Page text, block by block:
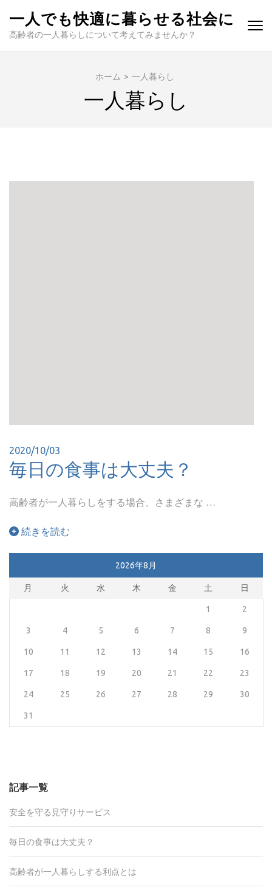
一人でも快適に暮らせる社会に
高齢者の一人暮らしについて考えてみませんか？
ホーム > 一人暮らし
一人暮らし
2020/10/03
毎日の食事は大丈夫？
高齢者が一人暮らしをする場合、さまざまな …
続きを読む
2026年8月
月 火 水 木 金 土 日
1 2
3 4 5 6 7 8 9
10 11 12 13 14 15 16
17 18 19 20 21 22 23
24 25 26 27 28 29 30
31
記事一覧
安全を守る見守りサービス
毎日の食事は大丈夫？
高齢者が一人暮らしする利点とは